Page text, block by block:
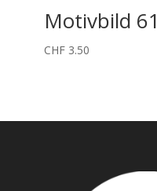
Motivbild 61
CHF 3.50